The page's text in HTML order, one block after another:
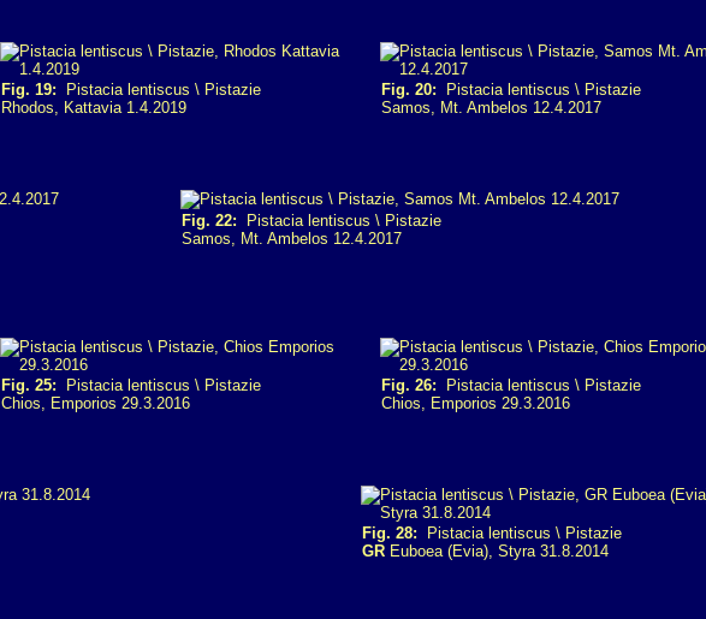
Fig. 19: Pistacia lentiscus \ Pistazie
Rhodos, Kattavia 1.4.2019
Fig. 20: Pistacia lentiscus \ Pistazie
Samos, Mt. Ambelos 12.4.2017
Fig. 22: Pistacia lentiscus \ Pistazie
Samos, Mt. Ambelos 12.4.2017
Fig. 25: Pistacia lentiscus \ Pistazie
Chios, Emporios 29.3.2016
Fig. 26: Pistacia lentiscus \ Pistazie
Chios, Emporios 29.3.2016
Fig. 28: Pistacia lentiscus \ Pistazie
GR Euboea (Evia), Styra 31.8.2014